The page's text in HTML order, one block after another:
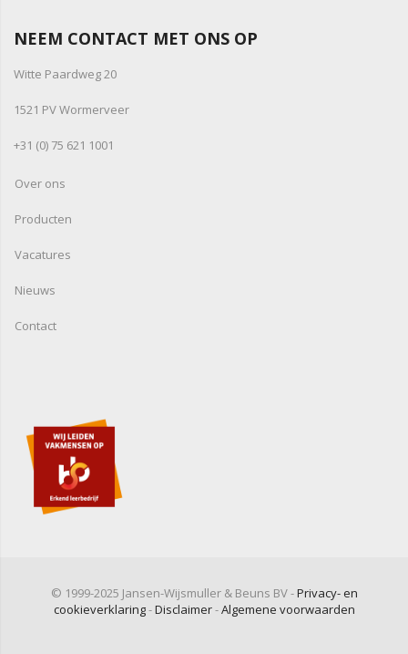
NEEM CONTACT MET ONS OP
Witte Paardweg 20
1521 PV Wormerveer
+31 (0) 75 621 1001
Over ons
Producten
Vacatures
Nieuws
Contact
© 1999-2025 Jansen-Wijsmuller & Beuns BV -Privacy- en
cookieverklaring-Disclaimer-Algemene voorwaarden